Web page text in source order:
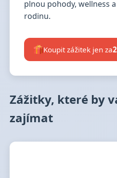
plnou pohody, wellness
rodinu.
Koupit zážitek jen za
Zážitky, které by
zajímat